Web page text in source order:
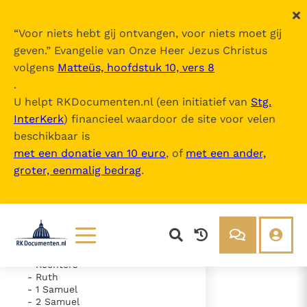
“Voor niets hebt gij ontvangen, voor niets moet gij
geven.” Evangelie van Onze Heer Jezus Christus
volgens Matteüs, hoofdstuk 10, vers 8
.
U helpt RKDocumenten.nl (een initiatief van Stg.
InterKerk) financieel waardoor de site voor velen
beschikbaar is
met een donatie van 10 euro, of met een ander,
groter, eenmalig bedrag.
Lezen
Documenten
Over ons
De Bijbel
Inhoudsopgave
uitklappen
- Oude Testament
- Exodus
- Numeri
- Deuteronomium
- Rechters
- Ruth
- 1 Samuel
- 2 Samuel
- Hoofdstuk 8